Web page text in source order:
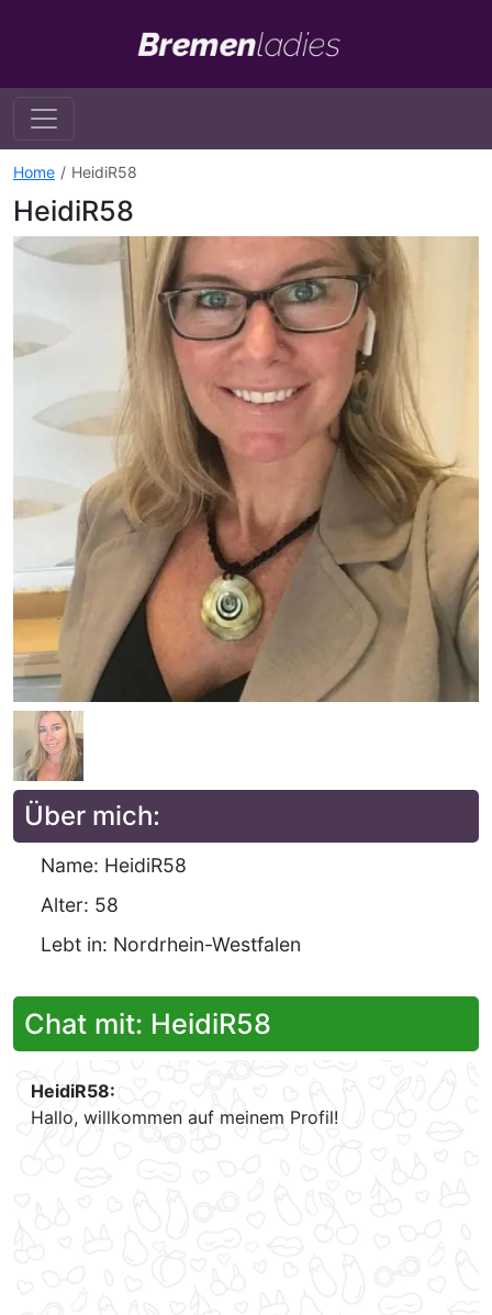
Home HeidiR58
HeidiR58
Über mich:
Name: HeidiR58
Alter: 58
Lebt in: Nordrhein-Westfalen
Chat mit: HeidiR58
HeidiR58:
Hallo, willkommen auf meinem Profil!